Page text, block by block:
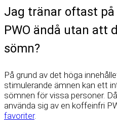
Jag tränar oftast på
PWO ändå utan att
sömn?
På grund av det höga
stimulerande ämnen kan ett
sömnen för vissa personer.
använda sig av en koffeinfri
favoriter.